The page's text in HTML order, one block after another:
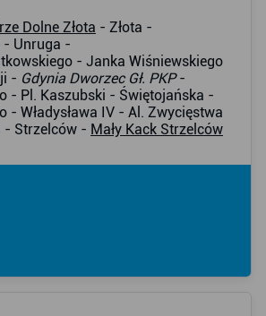
Dolne Złota - Złota -
- Unruga -
- Janka Wiśniewskiego
- Gdynia Dworzec Gł. PKP-
- Pl. Kaszubski - Świętojańska -
- Władysława IV - Al. Zwycięstwa
- Strzelców - Mały Kack Strzelców